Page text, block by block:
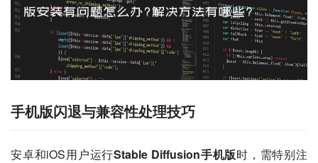
手机版闪退与兼容性处理技巧
安卓和iOS用户运行Stable Diffusion手机版时，需特别注